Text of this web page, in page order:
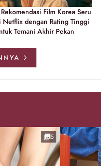
Film Korea Seru
Netflix dengan Rating Tinggi
Temani Akhir Pekan
5